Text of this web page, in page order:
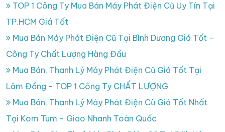
TOP 1 Công Ty Mua Bán Máy Phát Điện Cũ Uy Tín Tại
TP.HCM Giá Tốt
Mua Bán Máy Phát Điện Cũ Tại Bình Dương Giá Tốt –
Công Ty Chất Lượng Hàng Đầu
Mua Bán, Thanh Lý Máy Phát Điện Cũ Giá Tốt Tại
Lâm Đồng - TOP 1 Công Ty CHẤT LƯỢNG
Mua Bán, Thanh Lý Máy Phát Điện Cũ Giá Tốt Nhất
Tại Kom Tum - Giao Nhanh Toàn Quốc